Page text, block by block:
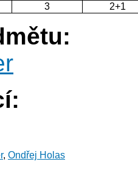
3 2+1
, Ondřej Holas